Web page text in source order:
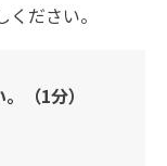
ださい。
（1分）